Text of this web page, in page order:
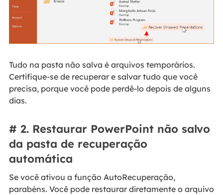
Tudo na pasta não salva é arquivos temporários.
Certifique-se de recuperar e salvar tudo que você
precisa, porque você pode perdê-lo depois de alguns
dias.
# 2. Restaurar PowerPoint não salvo
da pasta de recuperação
automática
Se você ativou a função AutoRecuperação,
parabéns. Você pode restaurar diretamente o arquivo